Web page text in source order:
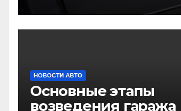
НОВОСТИ АВТО
Основные этапы
возведения гаража